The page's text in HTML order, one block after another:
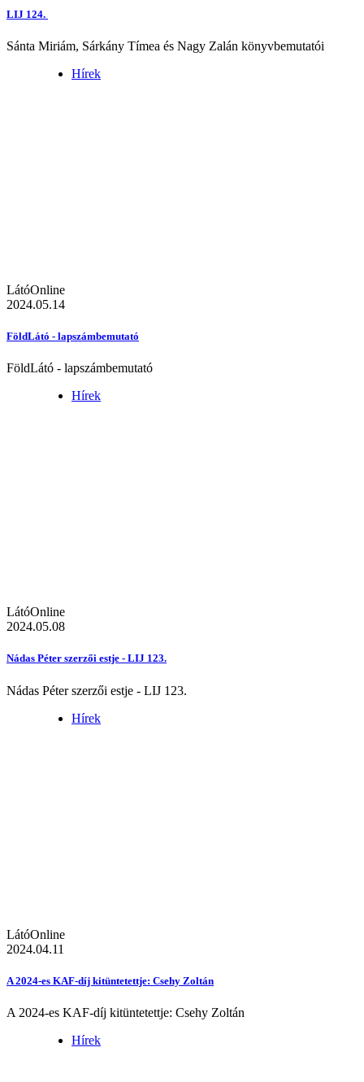
LIJ 124.
Sánta Miriám, Sárkány Tímea és Nagy Zalán könyvbemutatói
Hírek
LátóOnline
2024.05.14
FöldLátó - lapszámbemutató
FöldLátó - lapszámbemutató
Hírek
LátóOnline
2024.05.08
Nádas Péter szerzői estje - LIJ 123.
Nádas Péter szerzői estje - LIJ 123.
Hírek
LátóOnline
2024.04.11
A 2024-es KAF-díj kitüntetettje: Csehy Zoltán
A 2024-es KAF-díj kitüntetettje: Csehy Zoltán
Hírek